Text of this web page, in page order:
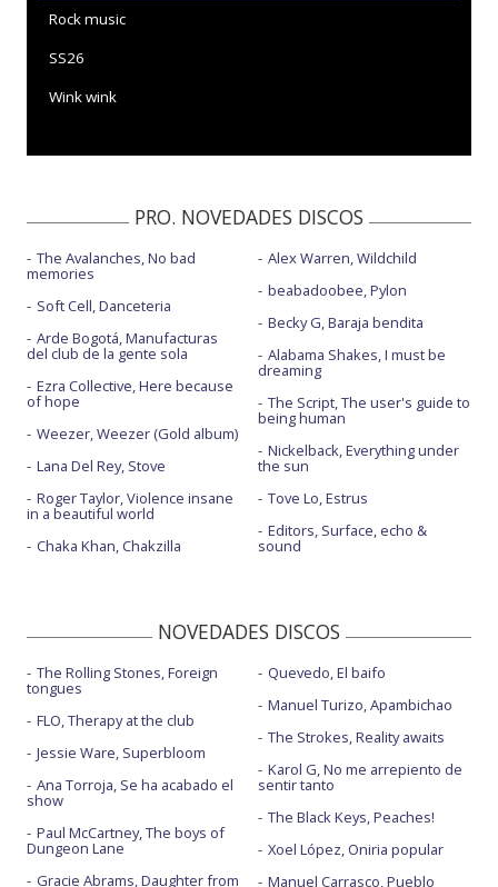
Rock music
SS26
Wink wink
PRO. NOVEDADES DISCOS
The Avalanches, No bad
memories
Soft Cell, Danceteria
Arde Bogotá, Manufacturas
del club de la gente sola
Ezra Collective, Here because
of hope
Weezer, Weezer (Gold album)
Lana Del Rey, Stove
Roger Taylor, Violence insane
in a beautiful world
Chaka Khan, Chakzilla
Alex Warren, Wildchild
beabadoobee, Pylon
Becky G, Baraja bendita
Alabama Shakes, I must be
dreaming
The Script, The user's guide to
being human
Nickelback, Everything under
the sun
Tove Lo, Estrus
Editors, Surface, echo &
sound
NOVEDADES DISCOS
The Rolling Stones, Foreign
tongues
FLO, Therapy at the club
Jessie Ware, Superbloom
Ana Torroja, Se ha acabado el
show
Paul McCartney, The boys of
Dungeon Lane
Gracie Abrams, Daughter from
Quevedo, El baifo
Manuel Turizo, Apambichao
The Strokes, Reality awaits
Karol G, No me arrepiento de
sentir tanto
The Black Keys, Peaches!
Xoel López, Oniria popular
Manuel Carrasco, Pueblo